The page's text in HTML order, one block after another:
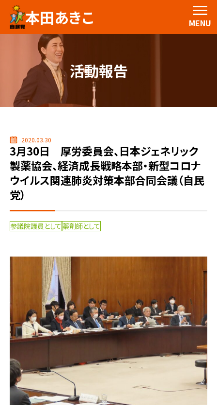
本田あきこ MENU
活動報告
2020.03.30
3月30日 厚労委員会、日本ジェネリック
製薬協会、経済成長戦略本部・新型コロナ
ウイルス関連肺炎対策本部合同会議（自民
党）
参議院議員として 薬剤師として